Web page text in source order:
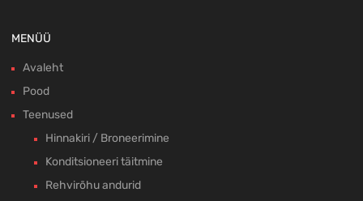
MENÜÜ
Avaleht
Pood
Teenused
Hinnakiri / Broneerimine
Konditsioneeri täitmine
Rehvirõhu andurid